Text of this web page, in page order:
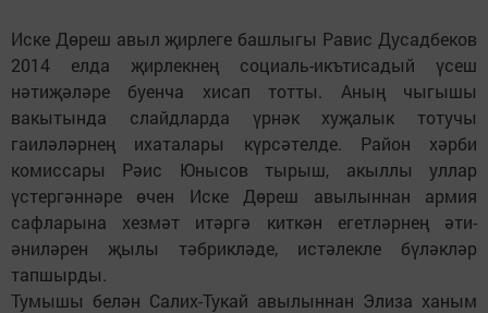
Иске Дөреш авыл җирлеге башлыгы Равис Дусадбеков
2014 елда җирлекнең социаль-икътисадый үсеш
нәтиҗәләре буенча хисап тотты. Аның чыгышы
вакытында слайдларда үрнәк хуҗалык тотучы
гаиләләрнең ихаталары күрсәтелде. Район хәрби
комиссары Рәис Юнысов тырыш, акыллы уллар
үстергәннәре өчен Иске Дөреш авылыннан армия
сафларына хезмәт итәргә киткән егетләрнең әти-
әниләрен җылы тәбрикләде, истәлекле бүләкләр
тапшырды.
Тумышы белән Салих-Тукай авылыннан Элиза ханым